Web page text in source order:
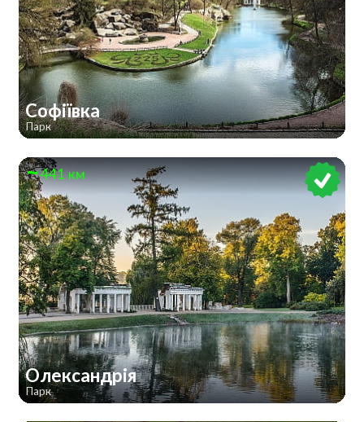
Софіївка
Парк
441 км
Олександрія
Парк